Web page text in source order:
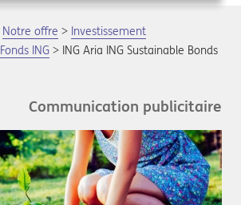
Notre offre
Investissement
Fonds ING ING Aria ING Sustainable Bonds
Communication publicitaire